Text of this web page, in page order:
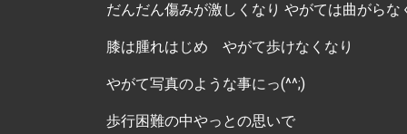
だんだん傷みが激しくなり やがては曲がらな
膝は腫れはじめ やがて歩けなくなり
やがて写真のような事にっ(^^;)
歩行困難の中やっとの思いで